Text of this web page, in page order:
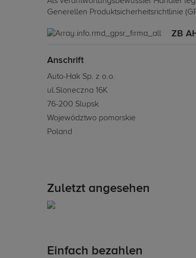
Generellen Produktsicherheitsrichtlinie
ZB
Anschrift
Auto-Hak Sp. z o.o.
ul.Sloneczna 16K
76-200 Slupsk
Województwo pomorskie
Poland
Zuletzt angesehen
Einfach bezahlen